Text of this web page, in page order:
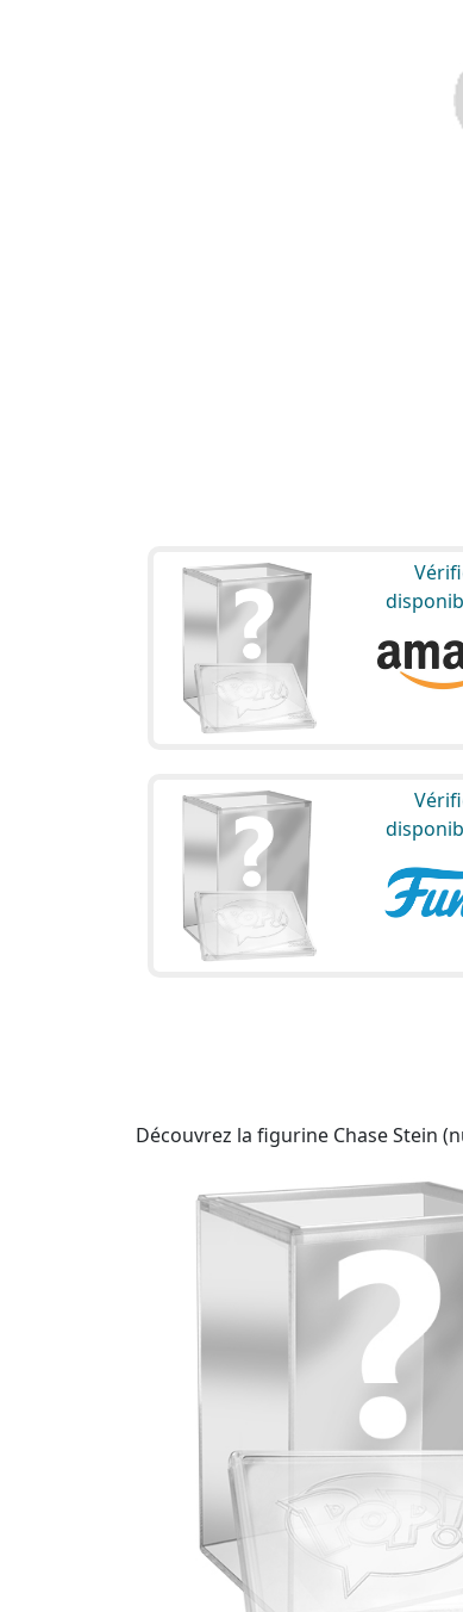
Découvrez la figurine Chase Stein